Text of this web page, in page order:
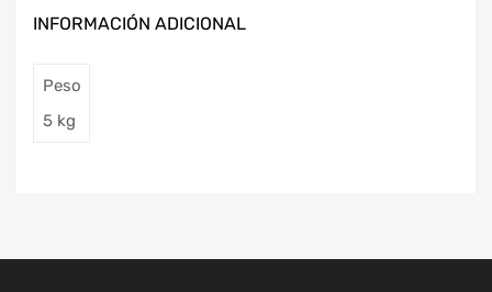
INFORMACIÓN ADICIONAL
Peso
5 kg